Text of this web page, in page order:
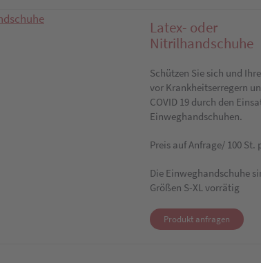
Latex- oder
Nitrilhandschuhe
Schützen Sie sich und
vor Krankheitserregern
COVID 19 durch den
Einweghandschuhen.
Preis auf Anfrage/ 100 St.
Die Einweghandschuhe
Größen S-XL vorrätig
Produkt anfragen